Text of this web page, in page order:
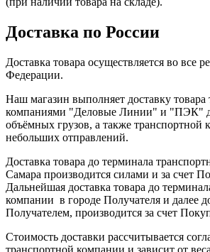
Доставка по России
Доставка товара осуществляется во все
Федерации.
Наш магазин выполняет доставку
компаниями "Деловые Линии" и "ПЭК"
объёмных грузов, а также
небольших отправлений.
Доставка товара до терминала
Самара производится силами и за счет
Дальнейшая доставка товара до
компании в городе Получателя и далее
Получателем, производится за счет
Стоимость доставки рассчитывается
транспортной компании и зависит от